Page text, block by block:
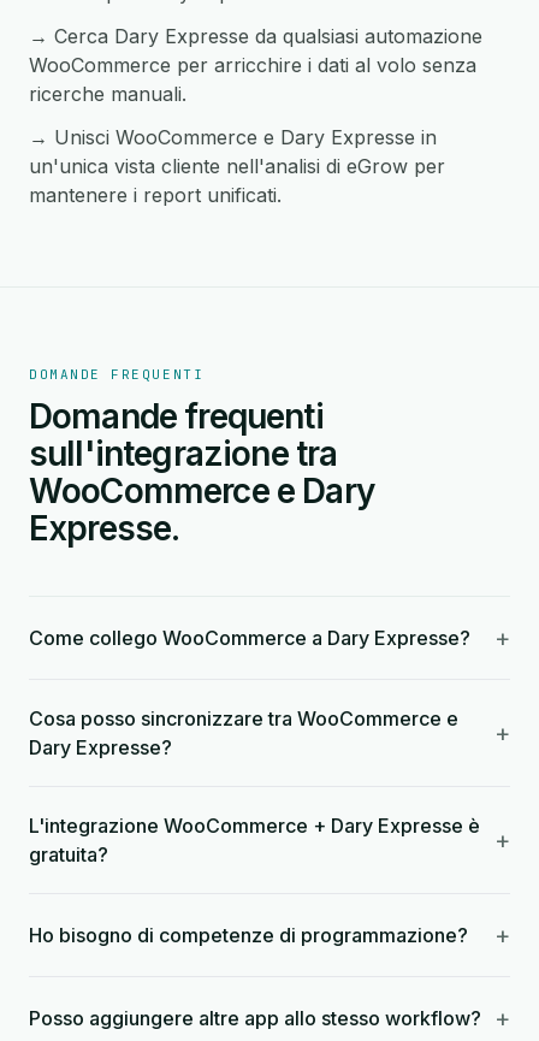
→ Cerca Dary Expresse da qualsiasi automazione
WooCommerce per arricchire i dati al volo senza
ricerche manuali.
→ Unisci WooCommerce e Dary Expresse in
un'unica vista cliente nell'analisi di eGrow per
mantenere i report unificati.
DOMANDE FREQUENTI
Domande frequenti
sull'integrazione tra
WooCommerce e Dary
Expresse.
Come collego WooCommerce a Dary Expresse? +
Cosa posso sincronizzare tra WooCommerce e
Dary Expresse?
+
L'integrazione WooCommerce + Dary Expresse è
gratuita?
+
Ho bisogno di competenze di programmazione? +
Posso aggiungere altre app allo stesso workflow? +